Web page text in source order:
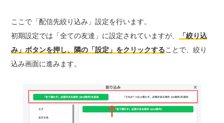
ここで「配信先絞り込み」設定を行います。
初期設定では「全ての友達」に設定されていますが、
「絞り込
み」ボタンを押し、隣の「設定」をクリックすることで、絞り
込み画面に進みます。